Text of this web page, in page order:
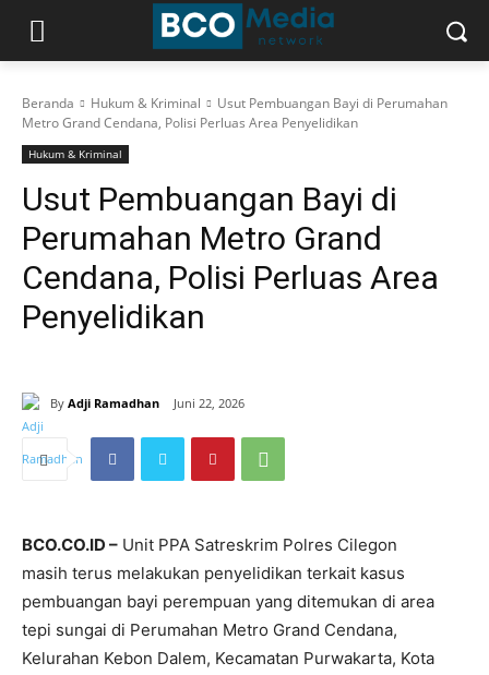
Beranda Hukum & Kriminal
Usut Pembuangan Bayi di Perumahan
Metro Grand Cendana, Polisi Perluas Area Penyelidikan
Hukum & Kriminal
Usut Pembuangan Bayi di
Perumahan Metro Grand
Cendana, Polisi Perluas Area
Penyelidikan
By Adji Ramadhan Juni 22, 2026
BCO.CO.ID – Unit PPA Satreskrim Polres Cilegon
masih terus melakukan penyelidikan terkait kasus
pembuangan bayi perempuan yang ditemukan di area
tepi sungai di Perumahan Metro Grand Cendana,
Kelurahan Kebon Dalem, Kecamatan Purwakarta, Kota